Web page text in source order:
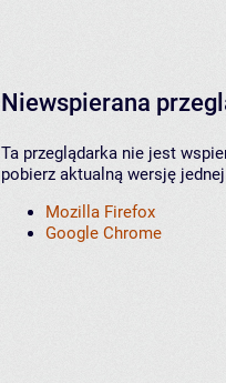
Niewspierana
Ta przeglądarka nie jest
pobierz aktualną wersję
Mozilla Firefox
Google Chrome